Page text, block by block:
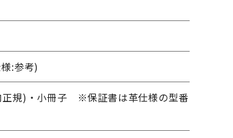
:参考)
正規)・小冊子 ※保証書は革仕様の型番